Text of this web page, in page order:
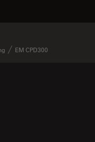
EM CPD300